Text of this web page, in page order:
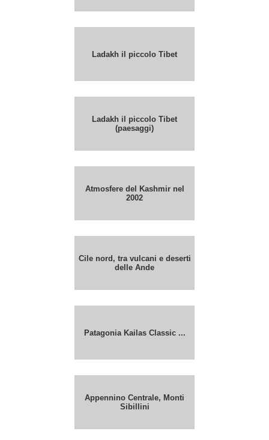
Ladakh il piccolo Tibet
Ladakh il piccolo Tibet
(paesaggi)
Atmosfere del Kashmir nel
2002
Cile nord, tra vulcani e deserti
delle Ande
Patagonia Kailas Classic ...
Appennino Centrale, Monti
Sibillini